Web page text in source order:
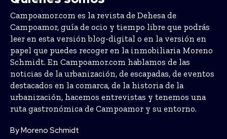
Campoamor.com es la revista de Dehesa de
Campoamor, guía de ocio y tiempo libre que podrás
leer en esta versión blog-digital o en la versión en
papel que puedes recoger en la inmobiliaria Moreno
Schmidt. En Campoamor.com hablamos de las
noticias de la urbanización, de escapadas, de eventos
destacados en la comarca, de la historia de la
urbanización, hacemos entrevistas y tenemos una
ruta gastronómica de Campoamor y su entorno.
By Moreno Schmidt